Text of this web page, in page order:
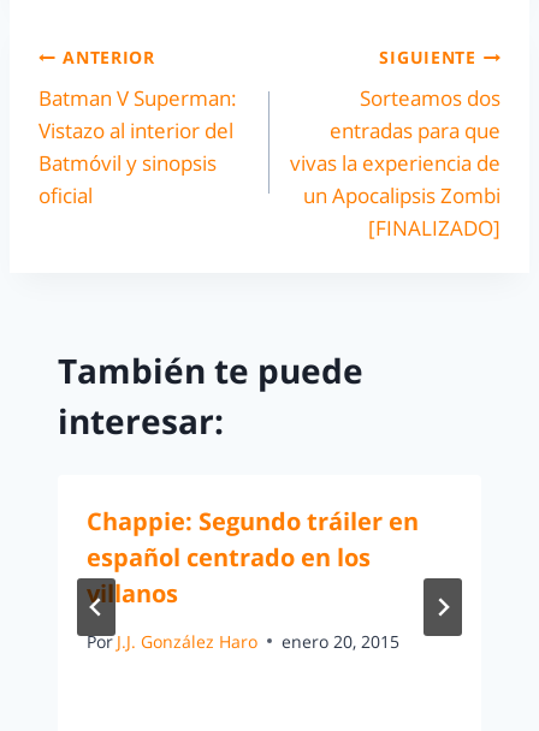
ANTERIOR
Batman V Superman:
Vistazo al interior del
Batmóvil y sinopsis
oficial
SIGUIENTE
Sorteamos dos
entradas para que
vivas la experiencia de
un Apocalipsis Zombi
[FINALIZADO]
También te puede
interesar:
Chappie: Segundo tráiler en
español centrado en los
villanos
Por J.J. González Haro enero 20, 2015